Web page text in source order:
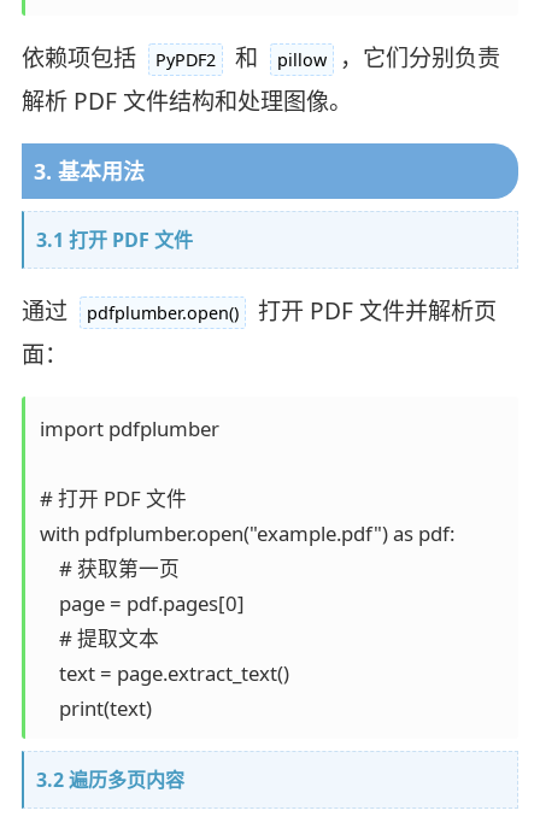
依赖项包括 PyPDF2 和 pillow
，它们分别负责
解析 PDF 文件结构和处理图像。
3. 基本用法
3.1 打开 PDF 文件
通过 pdfplumber.open()
打开 PDF 文件并解析页
面：
import pdfplumber
# 打开 PDF 文件
with pdfplumber.open("example.pdf") as pdf:
    # 获取第一页
    page = pdf.pages[0]
    # 提取文本
    text = page.extract_text()
    print(text)
3.2 遍历多页内容